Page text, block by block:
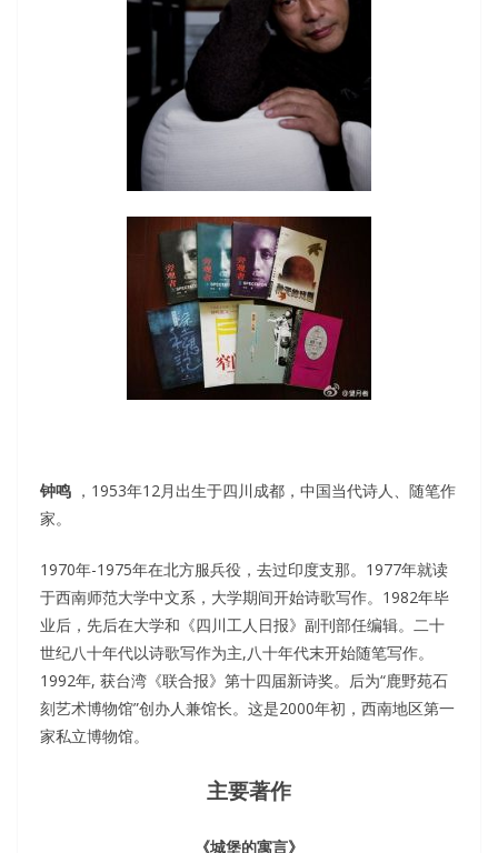
钟鸣 ，1953年12月出生于四川成都，中国当代诗人、随笔作
家。
1970年-1975年在北方服兵役，去过印度支那。1977年就读
于西南师范大学中文系，大学期间开始诗歌写作。1982年毕
业后，先后在大学和《四川工人日报》副刊部任编辑。二十
世纪八十年代以诗歌写作为主,八十年代末开始随笔写作。
1992年, 获台湾《联合报》第十四届新诗奖。后为“鹿野苑石
刻艺术博物馆”创办人兼馆长。这是2000年初，西南地区第一
家私立博物馆。
主要著作
《城堡的寓言》